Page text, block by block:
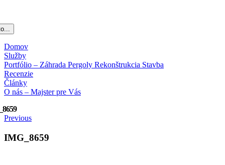
Domov
Služby
Portfólio – Záhrada Pergoly Rekonštrukcia Stavba
Recenzie
Články
O nás – Majster pre Vás
Previous
IMG_8659